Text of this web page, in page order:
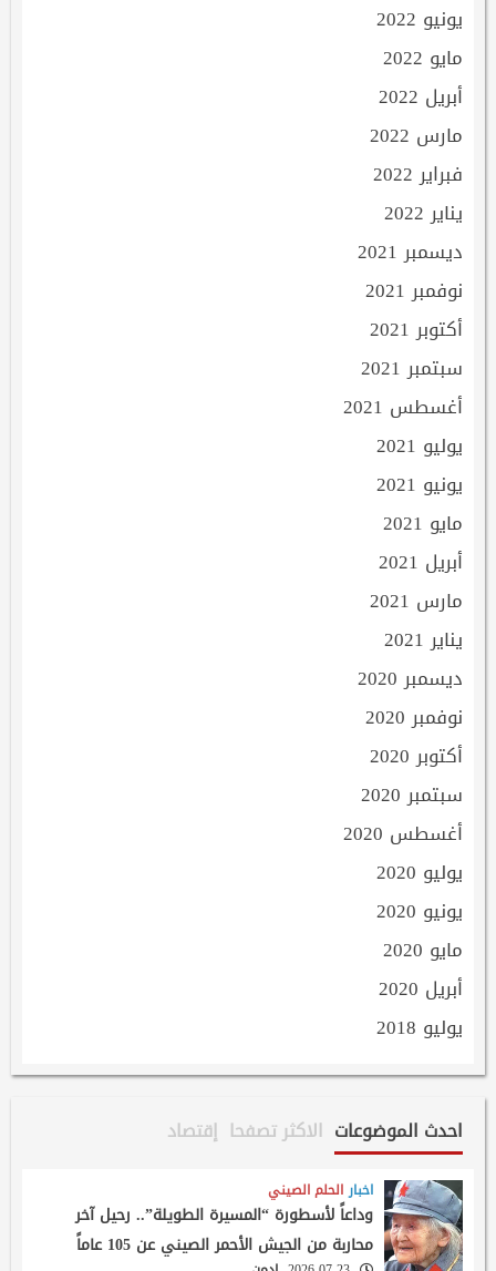
يونيو 2022
مايو 2022
أبريل 2022
مارس 2022
فبراير 2022
يناير 2022
ديسمبر 2021
نوفمبر 2021
أكتوبر 2021
سبتمبر 2021
أغسطس 2021
يوليو 2021
يونيو 2021
مايو 2021
أبريل 2021
مارس 2021
يناير 2021
ديسمبر 2020
نوفمبر 2020
أكتوبر 2020
سبتمبر 2020
أغسطس 2020
يوليو 2020
يونيو 2020
مايو 2020
أبريل 2020
يوليو 2018
احدث الموضوعات الاكثر تصفحا إقتصاد
اخبار الحلم الصيني
وداعاً لأسطورة “المسيرة الطويلة”.. رحيل آخر
محاربة من الجيش الأحمر الصيني عن 105 عاماً